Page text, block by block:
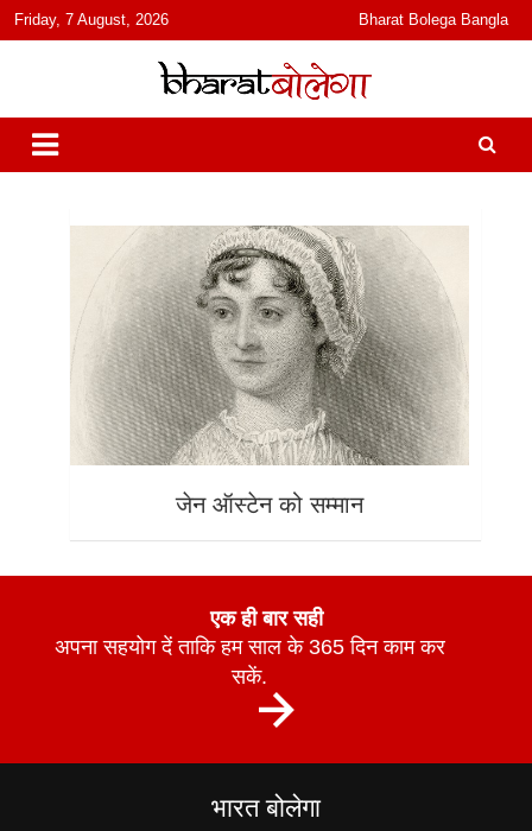
content
Friday, 7 August, 2026 Bharat Bolega Bangla
भारत बोलेगा
हिंदी में समाचार, विचार, ऑडियो, वीडियो और फ़ीचर. भारत बोलेगा हिंदी न्यूज़ वेबसाइट
India: News, Views, Info, Trends & Podcast I जानकारी भी समझदारी भी
और पॉडकास्ट
जेन ऑस्टेन को सम्मान
एक ही बार सही
अपना सहयोग दें ताकि हम साल के 365 दिन काम कर
सकें.
भारत बोलेगा